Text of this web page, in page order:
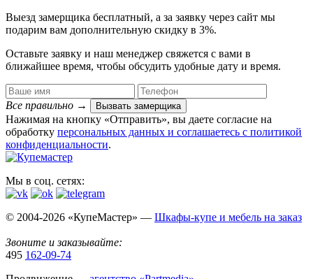
Выезд замерщика бесплатный, а за заявку через сайт мы
подарим вам дополнительную скидку в 3%.
Оставьте заявку и наш менеджер свяжется с вами в
ближайшее время, чтобы обсудить удобные дату и время.
Все правильно → Вызвать замерщика
Нажимая на кнопку «Отправить», вы даете согласие на
обработку персональных данных​ и соглашаетесь c политикой
конфиденциальности.
Мы в соц. сетях:
© 2004-2026 «КупеМастер» — Шкафы-купе и мебель на заказ
Звоните и заказывайте:
495 162-09-74